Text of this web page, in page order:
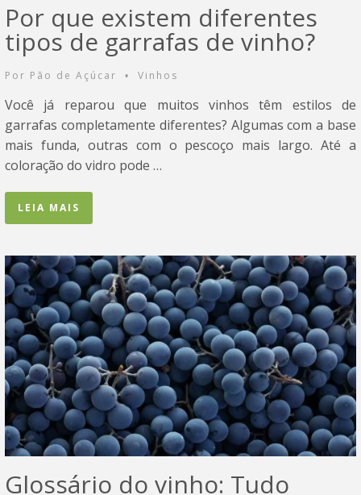
Por que existem diferentes
tipos de garrafas de vinho?
Por Pão de Açúcar • Vinhos
Você já reparou que muitos vinhos têm estilos de
garrafas completamente diferentes? Algumas com a base
mais funda, outras com o pescoço mais largo. Até a
coloração do vidro pode …
LEIA MAIS
Glossário do vinho: Tudo